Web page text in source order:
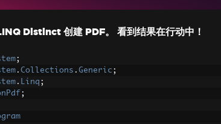
Distinct 创建 PDF。 看到结果在行动中！
;
. Collections . Generic ;
. Linq ;
;